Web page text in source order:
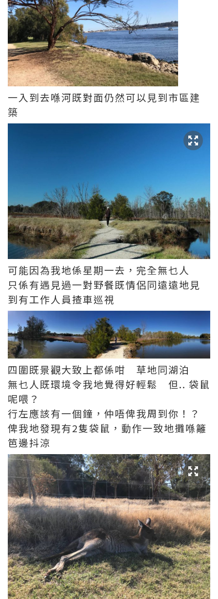
一入到去喺河既對面仍然可以見到市區建
築
可能因為我地係星期一去，完全無乜人
只係有遇見過一對野餐既情侶同遠遠地見
到有工作人員揸車巡視
四圍既景觀大致上都係咁 草地同湖泊
無乜人既環境令我地覺得好輕鬆 但.. 袋鼠
呢喂？
行左應該有一個鐘，仲唔俾我周到你！？
俾我地發現有2隻袋鼠，動作一致地攤喺籬
笆邊抖涼